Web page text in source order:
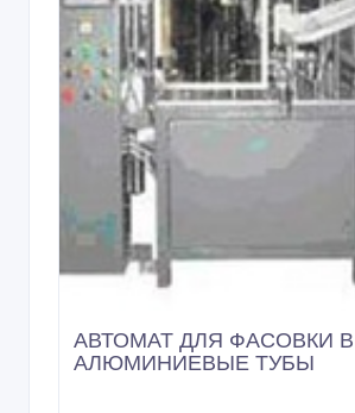
АВТОМАТ ДЛЯ ФАСОВКИ В
АЛЮМИНИЕВЫЕ ТУБЫ